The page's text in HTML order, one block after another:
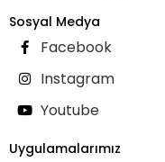
Sosyal Medya
Facebook
Instagram
Youtube
Uygulamalarımız